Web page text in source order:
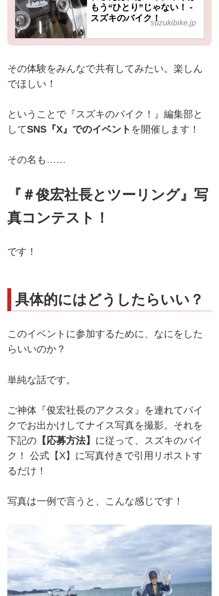
もう“ひとり”じゃない！ -
スズキのバイク！suzukibike.jp
その体験をみんなで共有してみたい。楽しん
でほしい！
ということで『スズキのバイク！』編集部と
してSNS『X』でのイベント を開催します！
その名も……
『＃俊宏社長とツーリング』写
真コンテスト！
です！
具体的にはどうしたらいい？
このイベントに参加するために、なにをした
らいいのか？
単純な話です。
ご神体『俊宏社長のアクスタ』を連れてバイ
クでお出かけしてナイス写真を撮影。それを
下記の 【応募方法】 に従って、スズキのバイ
ク！ 公式【X】に写真付きで引用リポストす
るだけ！
写真は一例で言うと、こんな感じです！